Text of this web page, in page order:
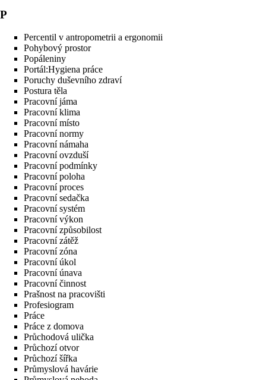
P
Percentil v antropometrii a ergonomii
Pohybový prostor
Popáleniny
Portál:Hygiena práce
Poruchy duševního zdraví
Postura těla
Pracovní jáma
Pracovní klima
Pracovní místo
Pracovní normy
Pracovní námaha
Pracovní ovzduší
Pracovní podmínky
Pracovní poloha
Pracovní proces
Pracovní sedačka
Pracovní systém
Pracovní výkon
Pracovní způsobilost
Pracovní zátěž
Pracovní zóna
Pracovní úkol
Pracovní únava
Pracovní činnost
Prašnost na pracovišti
Profesiogram
Práce
Práce z domova
Průchodová ulička
Průchozí otvor
Průchozí šířka
Průmyslová havárie